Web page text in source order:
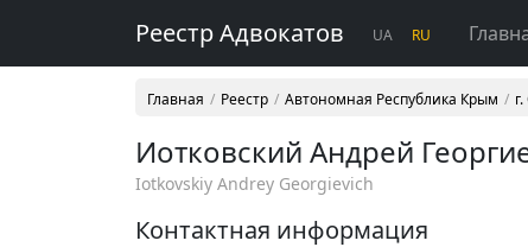
Реестр Адвокатов UA RU
Главная Реестр Автономная Республика Крым
Иотковский Андрей
Iotkovskiy Andrey Georgievich
Контактная информация